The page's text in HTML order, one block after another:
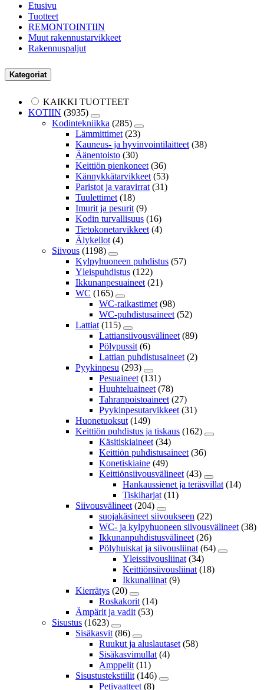
Etusivu
Tuotteet
REMONTOINTIIN
Muut rakennustarvikkeet
Rakennuspaljut
Kategoriat
KAIKKI TUOTTEET
KOTIIN (3935)
Kodintekniikka (285)
Lämmittimet (23)
Kauneus- ja hyvinvointilaitteet (38)
Äänentoisto (30)
Keittiön pienkoneet (36)
Kännykkätarvikkeet (53)
Paristot ja varavirrat (31)
Tuulettimet (18)
Imurit ja pesurit (9)
Kodin turvallisuus (16)
Tietokonetarvikkeet (4)
Älykellot (4)
Siivous (1198)
Kylpyhuoneen puhdistus (57)
Yleispuhdistus (122)
Ikkunanpesuaineet (21)
WC (165)
WC-raikastimet (98)
WC-puhdistusaineet (52)
Lattiat (115)
Lattiansiivousvälineet (89)
Pölypussit (6)
Lattian puhdistusaineet (2)
Pyykinpesu (293)
Pesuaineet (131)
Huuhteluaineet (78)
Tahranpoistoaineet (27)
Pyykinpesutarvikkeet (31)
Huonetuoksut (149)
Keittiön puhdistus ja tiskaus (162)
Käsitiskiaineet (34)
Keittiön puhdistusaineet (36)
Konetiskiaine (49)
Keittiönsiivousvälineet (43)
Hankaussienet ja teräsvillat (14)
Tiskiharjat (11)
Siivousvälineet (204)
suojakäsineet siivoukseen (22)
WC- ja kylpyhuoneen siivousvälineet (38)
Ikkunanpuhdistusvälineet (26)
Pölyhuiskat ja siivousliinat (64)
Yleissiivousliinat (34)
Keittiönsiivousliinat (18)
Ikkunaliinat (9)
Kierrätys (20)
Roskakorit (14)
Ämpärit ja vadit (53)
Sisustus (1623)
Sisäkasvit (86)
Ruukut ja aluslautaset (58)
Sisäkasvimullat (4)
Amppelit (11)
Sisustustekstiilit (146)
Petivaatteet (8)